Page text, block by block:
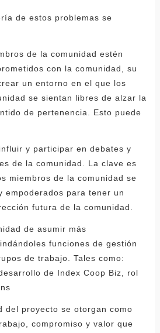
de estos problemas se
de la comunidad estén
con la comunidad, su
un entorno en el que los
se sientan libres de alzar la
de pertenencia. Esto puede
y participar en debates y
de la comunidad. La clave es
miembros de la comunidad se
empoderados para tener un
futura de la comunidad.
de asumir más
funciones de gestión
de trabajo. Tales como:
de Index Coop Biz, rol
del proyecto se otorgan como
compromiso y valor que